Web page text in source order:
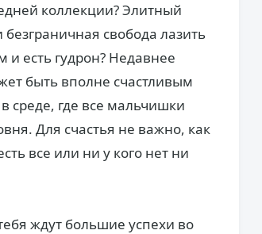
коллекции? Элитный
свобода лазить
есть гудрон? Недавнее
быть вполне счастливым
среде, где все мальчишки
Для счастья не важно, как
все или ни у кого нет ни
ждут большие успехи во